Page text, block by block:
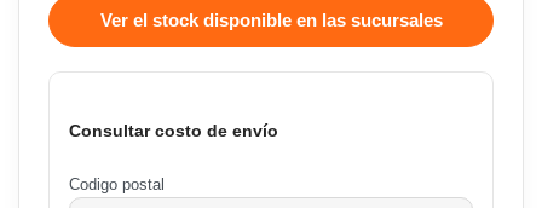
Ver el stock disponible en las sucursales
Consultar costo de envío
Codigo postal